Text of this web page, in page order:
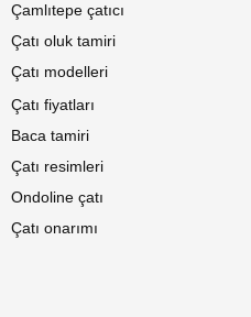
Çamlıtepe çatıcı
Çatı oluk tamiri
Çatı modelleri
Çatı fiyatları
Baca tamiri
Çatı resimleri
Ondoline çatı
Çatı onarımı